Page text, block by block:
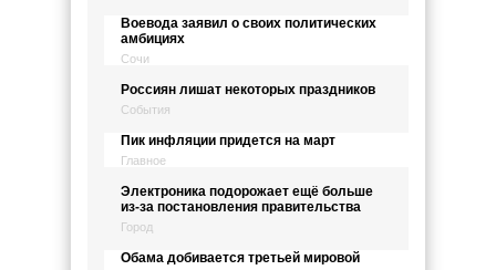
Воевода заявил о своих политических
амбициях
Сочи
Россиян лишат некоторых праздников
События
Пик инфляции придется на март
Главное
Электроника подорожает ещё больше
из-за постановления правительства
Город
Обама добивается третьей мировой